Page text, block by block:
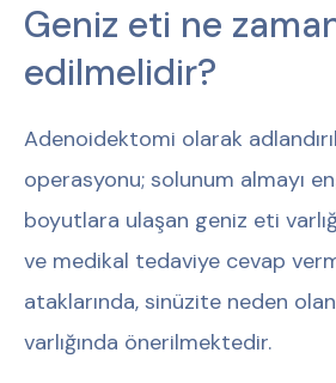
Geniz eti ne
edilmelidir?
Adenoidektomi olarak
operasyonu; solunum almayı
boyutlara ulaşan geniz eti
ve medikal tedaviye cevap
ataklarında, sinüzite neden
varlığında önerilmektedir.